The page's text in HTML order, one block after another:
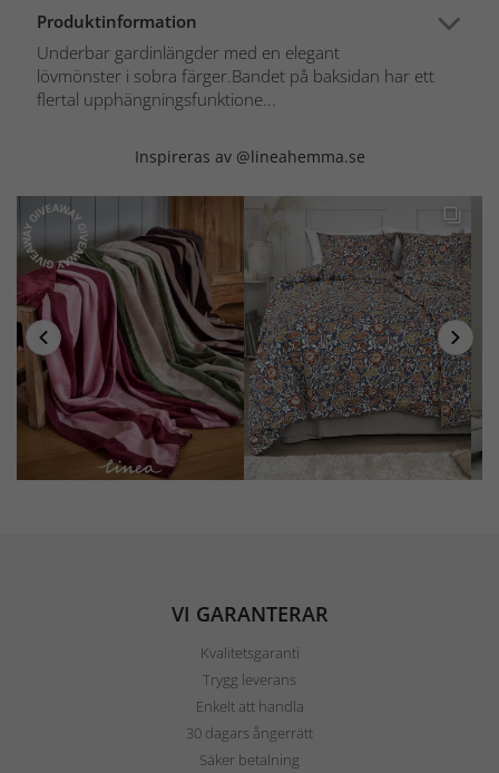
Produktinformation
Underbar gardinlängder med en elegant
lövmönster i sobra färger.Bandet på baksidan har ett
flertal upphängningsfunktione...
Inspireras av @lineahemma.se
VI GARANTERAR
Kvalitetsgaranti
Trygg leverans
Enkelt att handla
30 dagars ångerrätt
Säker betalning